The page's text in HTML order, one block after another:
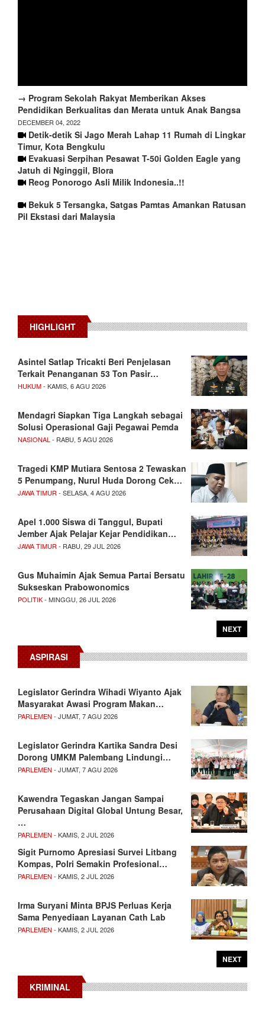
→ Program Sekolah Rakyat Memberikan Akses
Pendidikan Berkualitas dan Merata untuk Anak Bangsa
DECEMBER 04, 2022
Detik-detik Si Jago Merah Lahap 11 Rumah di Lingkar
Timur, Kota Bengkulu
Evakuasi Serpihan Pesawat T-50i Golden Eagle yang
Jatuh di Nginggil, Blora
Reog Ponorogo Asli Milik Indonesia..!!
Bekuk 5 Tersangka, Satgas Pamtas Amankan Ratusan
Pil Ekstasi dari Malaysia
HIGHLIGHT
Asintel Satlap Tricakti Beri Penjelasan
Terkait Penanganan 53 Ton Pasir…
HUKUM- KAMIS, 6 AGU 2026
Mendagri Siapkan Tiga Langkah sebagai
Solusi Operasional Gaji Pegawai Pemda
NASIONAL - RABU, 5 AGU 2026
Tragedi KMP Mutiara Sentosa 2 Tewaskan
5 Penumpang, Nurul Huda Dorong Cek…
JAWA TIMUR - SELASA, 4 AGU 2026
Apel 1.000 Siswa di Tanggul, Bupati
Jember Ajak Pelajar Kejar Pendidikan…
JAWA TIMUR - RABU, 29 JUL 2026
Gus Muhaimin Ajak Semua Partai Bersatu
Sukseskan Prabowonomics
POLITIK- MINGGU, 26 JUL 2026
NEXT
ASPIRASI
Legislator Gerindra Wihadi Wiyanto Ajak
Masyarakat Awasi Program Makan…
PARLEMEN - JUMAT, 7 AGU 2026
Legislator Gerindra Kartika Sandra Desi
Dorong UMKM Palembang Lindungi…
PARLEMEN - JUMAT, 7 AGU 2026
Kawendra Tegaskan Jangan Sampai
Perusahaan Digital Global Untung Besar,
…
PARLEMEN - KAMIS, 2 JUL 2026
Sigit Purnomo Apresiasi Survei Litbang
Kompas, Polri Semakin Profesional…
PARLEMEN - KAMIS, 2 JUL 2026
Irma Suryani Minta BPJS Perluas Kerja
Sama Penyediaan Layanan Cath Lab
PARLEMEN - KAMIS, 2 JUL 2026
NEXT
KRIMINAL